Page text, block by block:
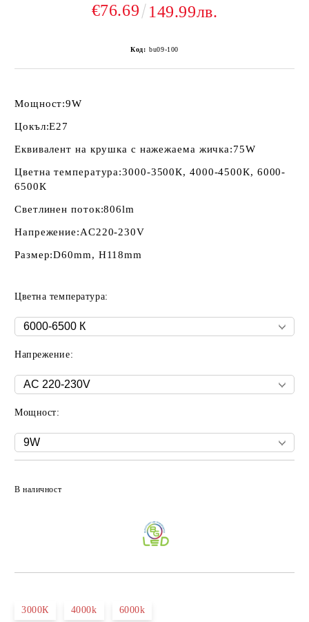
€76.69 149.99лв.
Код: bu09-100
Мощност:9W
Цокъл:E27
Еквивалент на крушка с нажежаема жичка:75W
Цветна температура:3000-3500К, 4000-4500К, 6000-
6500К
Светлинен поток:806lm
Напрежение:AC220-230V
Размер:D60mm, H118mm
Цветна температура:
Напрежение:
Мощност:
В наличност
3000К 4000k 6000k